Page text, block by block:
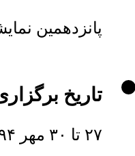
پانزدهمين
تاریخ
۲۷ تا ۳۰ مهر ۱۳۹۴